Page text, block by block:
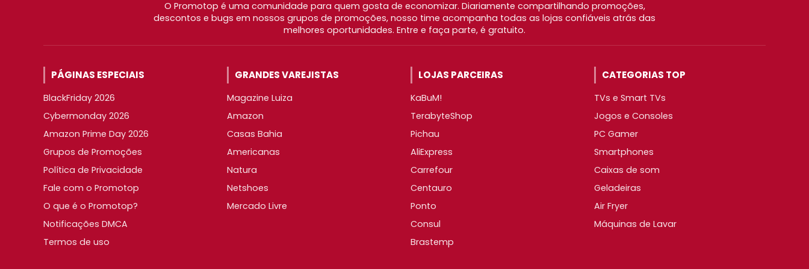
O Promotop é uma comunidade para quem gosta de economizar. Diariamente compartilhando promoções,
descontos e bugs em nossos grupos de promoções, nosso time acompanha todas as lojas confiáveis atrás das
melhores oportunidades. Entre e faça parte, é gratuito.
PÁGINAS ESPECIAIS
BlackFriday 2026
Cybermonday 2026
Amazon Prime Day 2026
Grupos de Promoções
Política de Privacidade
Fale com o Promotop
O que é o Promotop?
Notificações DMCA
Termos de uso
GRANDES VAREJISTAS
Magazine Luiza
Amazon
Casas Bahia
Americanas
Natura
Netshoes
Mercado Livre
LOJAS PARCEIRAS
KaBuM!
TerabyteShop
Pichau
AliExpress
Carrefour
Centauro
Ponto
Consul
Brastemp
CATEGORIAS TOP
TVs e Smart TVs
Jogos e Consoles
PC Gamer
Smartphones
Caixas de som
Geladeiras
Air Fryer
Máquinas de Lavar